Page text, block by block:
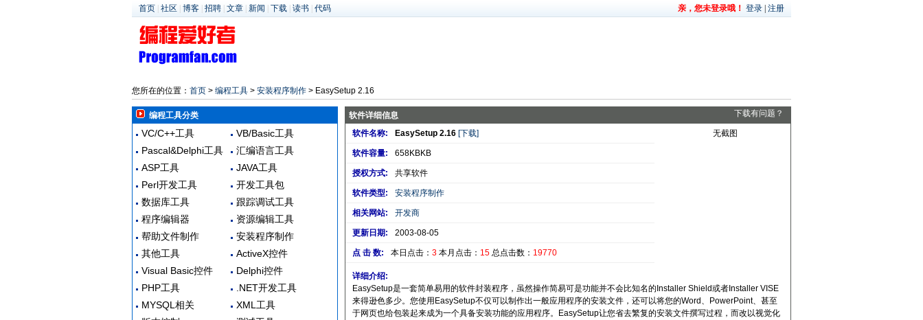
首页 社区 博客 招聘 文章 新闻 下载 读书 代码 亲，您未登录哦！ 登录 注册
您所在的位置： 首页 > 编程工具 > 安装程序制作 > EasySetup 2.16
编程工具分类
VC/C++工具
VB/Basic工具
Pascal&Delphi工具
汇编语言工具
ASP工具
JAVA工具
Perl开发工具
开发工具包
数据库工具
跟踪调试工具
程序编辑器
资源编辑工具
帮助文件制作
安装程序制作
其他工具
ActiveX控件
Visual Basic控件
Delphi控件
PHP工具
.NET开发工具
MYSQL相关
XML工具
软件详细信息 下载有问题？
软件名称: EasySetup 2.16 [下载]
软件容量: 658KBKB
授权方式: 共享软件
软件类型: 安装程序制作
相关网站: 开发商
更新日期: 2003-08-05
点 击 数: 本日点击： 3 本月点击： 15 总点击数： 19770
无截图
详细介绍:
EasySetup是一套简单易用的软件封装程序，虽然操作简易可是功能并不会比知名的Installer Shield或者Installer VISE
来得逊色多少。您使用EasySetup不仅可以制作出一般应用程序的安装文件，还可以将您的Word、PowerPoint、甚至
于网页也给包装起来成为一个具备安装功能的应用程序。EasySetup让您省去繁复的安装文件撰写过程，而改以视觉化